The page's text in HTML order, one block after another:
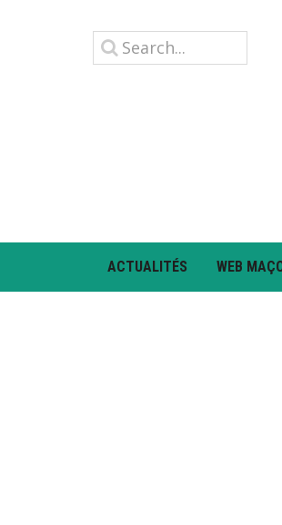
ACTUALITÉS WEB